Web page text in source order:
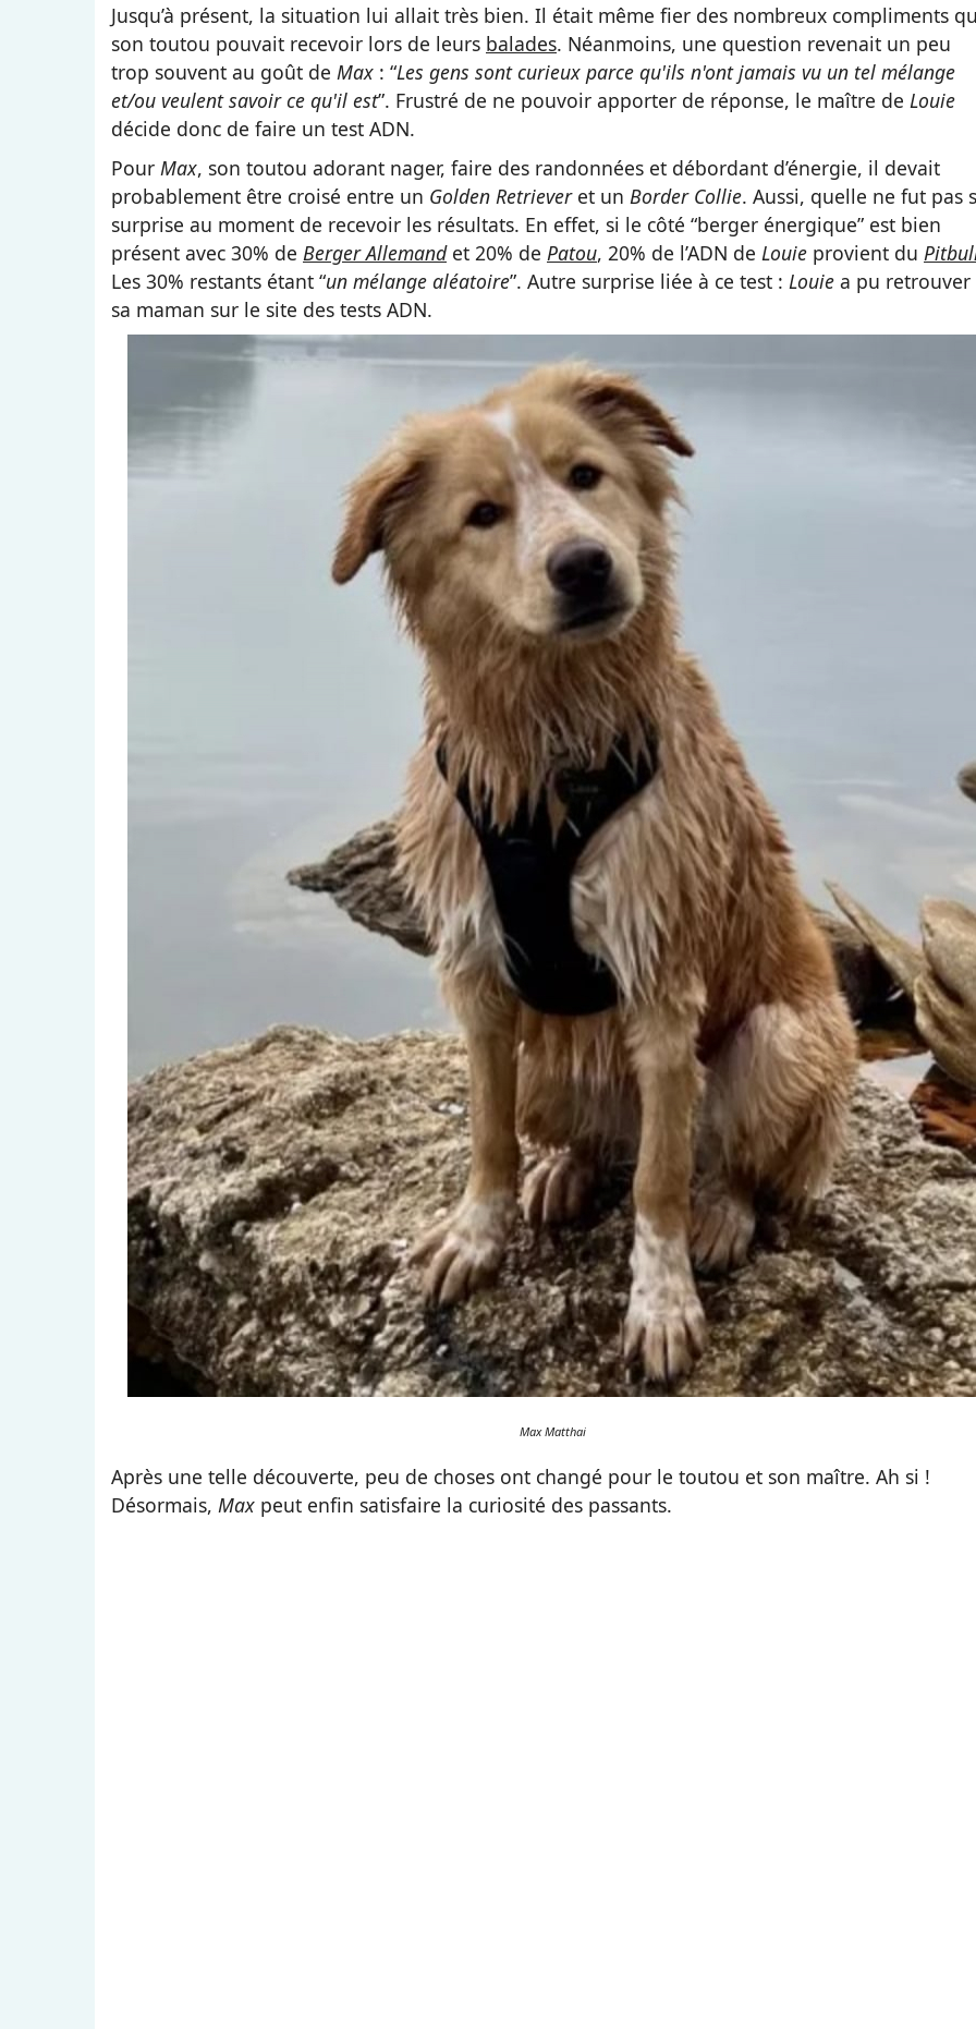
Jusqu’à présent, la situation lui allait très bien. Il était même fier des nombreux compliments
son toutou pouvait recevoir lors de leurs balades. Néanmoins, une question revenait un peu
trop souvent au goût de Max : “Les gens sont curieux parce qu'ils n'ont jamais vu un tel mélange
et/ou veulent savoir ce qu'il est”. Frustré de ne pouvoir apporter de réponse, le maître de Louie
décide donc de faire un test ADN.
Pour Max, son toutou adorant nager, faire des randonnées et débordant d’énergie, il devait
probablement être croisé entre un Golden Retrieveret un Border Collie. Aussi, quelle ne fut pas
surprise au moment de recevoir les résultats. En effet, si le côté “berger énergique” est bien
présent avec 30% de Berger Allemandet 20% de Patou, 20% de l’ADN de Louie provient du
Les 30% restants étant “un mélange aléatoire”. Autre surprise liée à ce test : Louie a pu retrouver
sa maman sur le site des tests ADN.
Max Matthai
Après une telle découverte, peu de choses ont changé pour le toutou et son maître. Ah si !
Désormais, Max peut enfin satisfaire la curiosité des passants.